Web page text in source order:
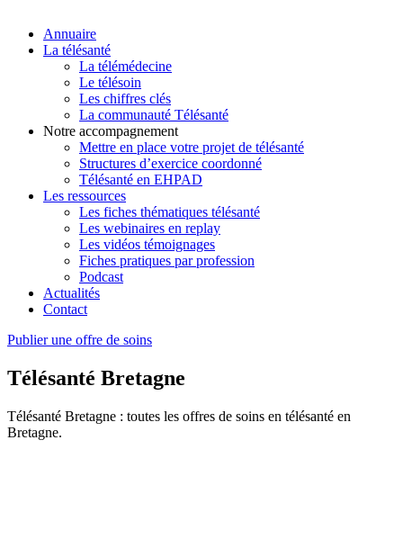
Annuaire
La télésanté
La télémédecine
Le télésoin
Les chiffres clés
La communauté Télésanté
Notre accompagnement
Mettre en place votre projet de télésanté
Structures d’exercice coordonné
Télésanté en EHPAD
Les ressources
Les fiches thématiques télésanté
Les webinaires en replay
Les vidéos témoignages
Fiches pratiques par profession
Podcast
Actualités
Contact
Publier une offre de soins
Télésanté Bretagne
Télésanté Bretagne : toutes les offres de soins en télésanté en
Bretagne.